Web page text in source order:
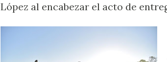
López al encabezar el acto de